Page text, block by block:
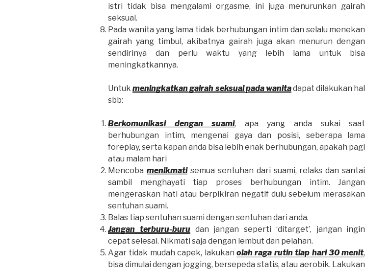
istri tidak bisa mengalami orgasme, ini juga menurunkan gairah
seksual.
Pada wanita yang lama tidak berhubungan intim dan selalu menekan
gairah yang timbul, akibatnya gairah juga akan menurun dengan
sendirinya dan perlu waktu yang lebih lama untuk bisa
meningkatkannya.
Untukmeningkatkan gairah seksual pada wanitadapat dilakukan hal
sbb:
Berkomunikasi dengan suami, apa yang anda sukai saat
berhubungan intim, mengenai gaya dan posisi, seberapa lama
foreplay, serta kapan anda bisa lebih enak berhubungan, apakah pagi
atau malam hari
Mencoba menikmatisemua sentuhan dari suami, relaks dan santai
sambil menghayati tiap proses berhubungan intim. Jangan
mengeraskan hati atau berpikiran negatif dulu sebelum merasakan
sentuhan suami.
Balas tiap sentuhan suami dengan sentuhan dari anda.
Jangan terburu-burudan jangan seperti ‘ditarget’, jangan ingin
cepat selesai. Nikmati saja dengan lembut dan pelahan.
Agar tidak mudah capek, lakukan olah raga rutin tiap hari 30 menit,
bisa dimulai dengan jogging, bersepeda statis, atau aerobik. Lakukan